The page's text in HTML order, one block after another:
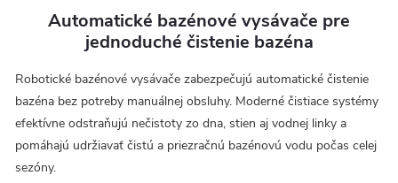
Automatické bazénové vysávače pre
jednoduché čistenie bazéna
Robotické bazénové vysávače zabezpečujú automatické čistenie
bazéna bez potreby manuálnej obsluhy. Moderné čistiace systémy
efektívne odstraňujú nečistoty zo dna, stien aj vodnej linky a
pomáhajú udržiavať čistú a priezračnú bazénovú vodu počas celej
sezóny.